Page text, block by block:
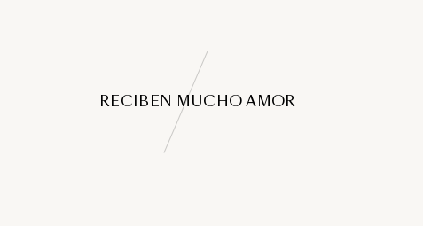
RECIBEN MUCHO AMOR